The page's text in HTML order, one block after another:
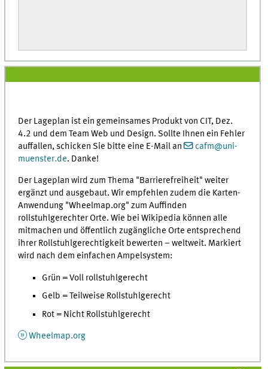
Der Lageplan ist ein gemeinsames Produkt von CIT, Dez.
4.2 und dem Team Web und Design. Sollte Ihnen ein Fehler
auffallen, schicken Sie bitte eine E-Mail an
cafm@uni-
muenster.de. Danke!
Der Lageplan wird zum Thema "Barrierefreiheit" weiter
ergänzt und ausgebaut. Wir empfehlen zudem die Karten-
Anwendung "Wheelmap.org" zum Auffinden
rollstuhlgerechter Orte. Wie bei Wikipedia können alle
mitmachen und öffentlich zugängliche Orte entsprechend
ihrer Rollstuhlgerechtigkeit bewerten – weltweit. Markiert
wird nach dem einfachen Ampelsystem:
Grün = Voll rollstuhlgerecht
Gelb = Teilweise Rollstuhlgerecht
Rot = Nicht Rollstuhlgerecht
Wheelmap.org